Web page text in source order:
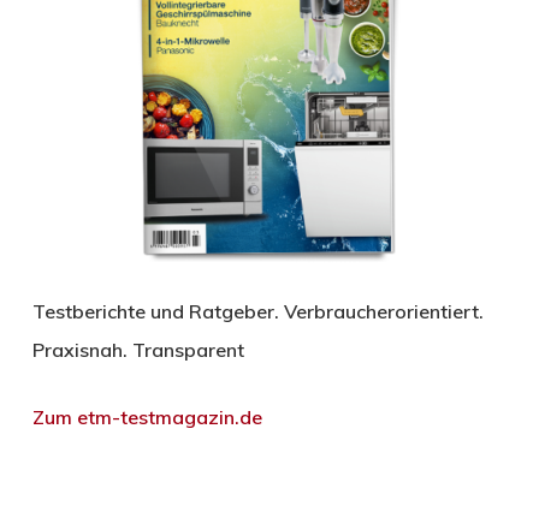
Testberichte und Ratgeber. Verbraucherorientiert.
Praxisnah. Transparent
Zum etm-testmagazin.de